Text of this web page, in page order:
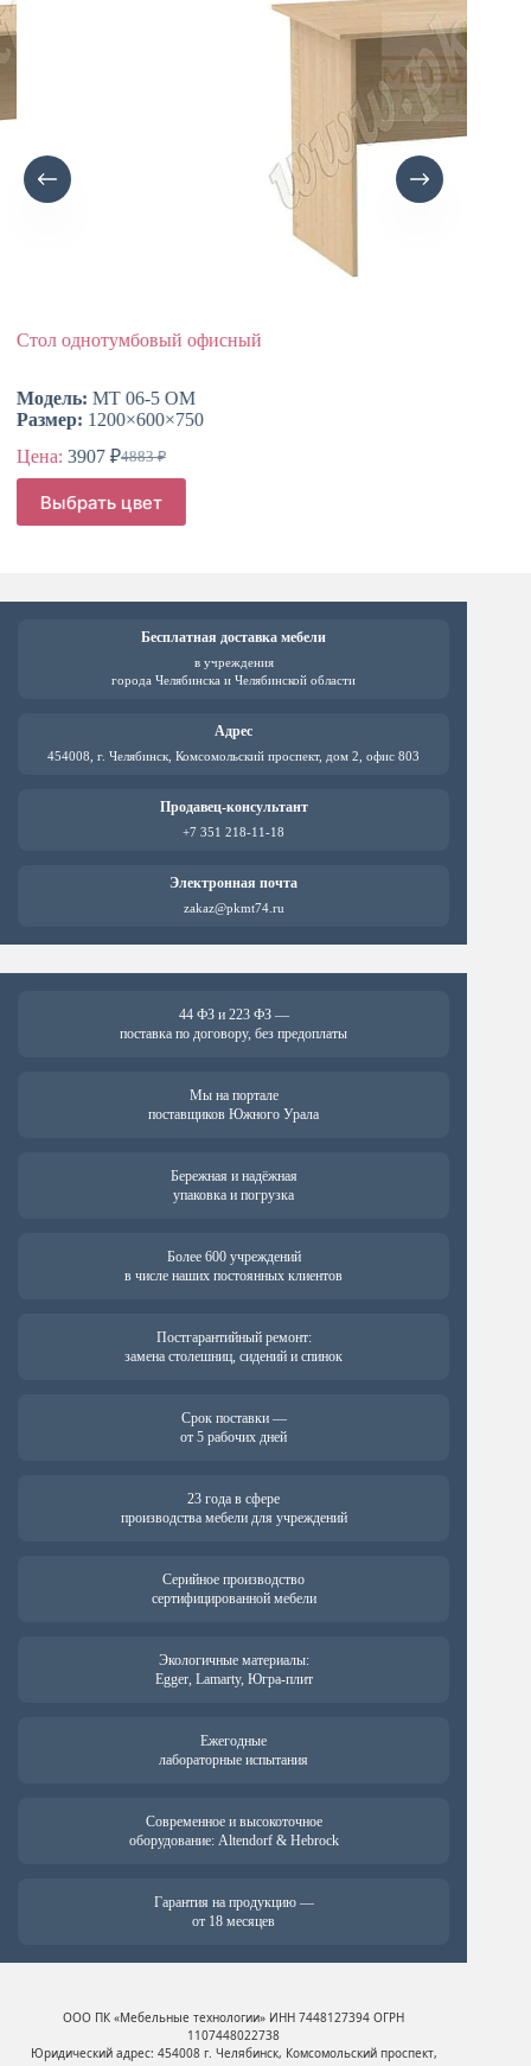
Стол однотумбовый офисный
Модель:МТ 06-5 ОМ
Размер:1200×600×750
Цена:
4883₽
Первоначальная
составляла
4883 ₽.
3907₽ Текущая
3907 ₽.
Выбрать цвет
Этот
товар
имеет
Бесплатная доставка мебели
в учреждения
города Челябинска и Челябинской области
Адрес
454008, г. Челябинск, Комсомольский проспект, дом 2, офис 803
Продавец-консультант
+7 351 218-11-18
Электронная почта
zakaz@pkmt74.ru
44 ФЗ и 223 ФЗ —
поставка по договору, без предоплаты
Мы на портале
поставщиков Южного Урала
Бережная и надёжная
упаковка и погрузка
Более 600 учреждений
в числе наших постоянных клиентов
Постгарантийный ремонт:
замена столешниц, сидений и спинок
Срок поставки —
от 5 рабочих дней
23 года в сфере
производства мебели для учреждений
Серийное производство
сертифицированной мебели
Экологичные материалы:
Egger, Lamarty, Югра-плит
Ежегодные
лабораторные испытания
Современное и высокоточное
оборудование: Altendorf & Hebrock
Гарантия на продукцию —
от 18 месяцев
ООО ПК «Мебельные технологии» ИНН 7448127394 ОГРН
1107448022738
Юридический адрес: 454008 г. Челябинск, Комсомольский проспект,